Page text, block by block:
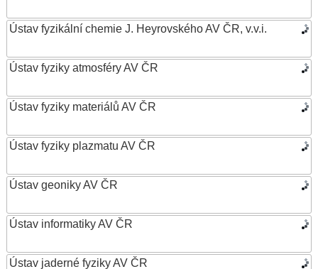
Ústav fyzikální chemie J. Heyrovského AV ČR, v.v.i.
Ústav fyziky atmosféry AV ČR
Ústav fyziky materiálů AV ČR
Ústav fyziky plazmatu AV ČR
Ústav geoniky AV ČR
Ústav informatiky AV ČR
Ústav jaderné fyziky AV ČR